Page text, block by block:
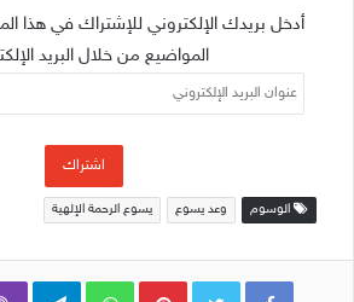
أدخل بريدك الإلكتروني للإشتراك في هذا
المواضيع من خلال البريد
عنوان
البريد
اشتراك
الوسوم وعد يسوع يسوع الرحمة الإلهية
Pinterest
WhatsApp